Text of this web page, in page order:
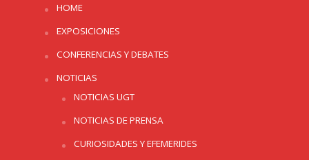
HOME
EXPOSICIONES
CONFERENCIAS Y DEBATES
NOTICIAS
NOTICIAS UGT
NOTICIAS DE PRENSA
CURIOSIDADES Y EFEMERIDES